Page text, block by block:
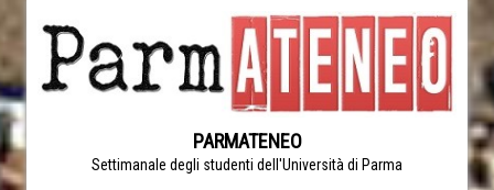
PARMATENEO
Settimanale degli studenti dell'Università di Parma